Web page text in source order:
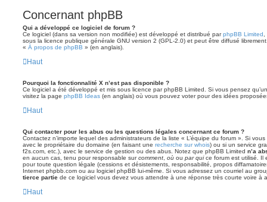
Concernant phpBB
Qui a développé ce logiciel de forum ?
Ce logiciel (dans sa version non modifiée) est développé et distribué parphpBB Limited
sous la licence publique générale GNU version 2 (GPL-2.0) et peut être diffusé
« À propos de phpBB » (en anglais).
Haut
Pourquoi la fonctionnalité X n’est pas disponible ?
Ce logiciel a été développé et mis sous licence par phpBB Limited. Si vous pensez
visitez la page phpBB Ideas (en anglais) où vous pouvez voter pour des idées
Haut
Qui contacter pour les abus ou les questions légales concernant ce forum ?
Contactez n’importe lequel des administrateurs de la liste « L’équipe du forum ». Si
avec le propriétaire du domaine (en faisant une recherche sur whois) ou si un service
f2s.com, etc.), avec le service de gestion ou des abus. Notez que phpBB Limited n’a
en aucun cas, tenu pour responsable surcomment où ou par quice forum est utilisé. Il
pour toute question légale (cessions et désistements, responsabilité, propos
Internet phpbb.com ou au logiciel phpBB lui-même. Si vous adressez un courriel au
tierce partie de ce logiciel vous devez vous attendre à une réponse très courte voire à
Haut